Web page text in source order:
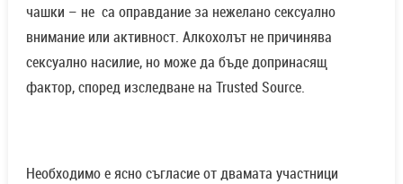
чашки – не са оправдание за нежелано сексуално
внимание или активност. Алкохолът не причинява
сексуално насилие, но може да бъде допринасящ
фактор, според изследване на Trusted Source.
Необходимо е ясно съгласие от двамата участници